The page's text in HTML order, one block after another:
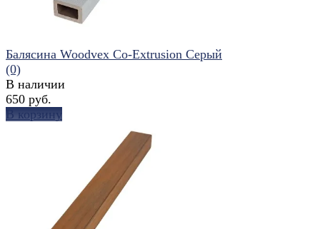
сравнить
Балясина Woodvex Co-Extrusion Серый
(0)
В наличии
650 руб.
В корзину